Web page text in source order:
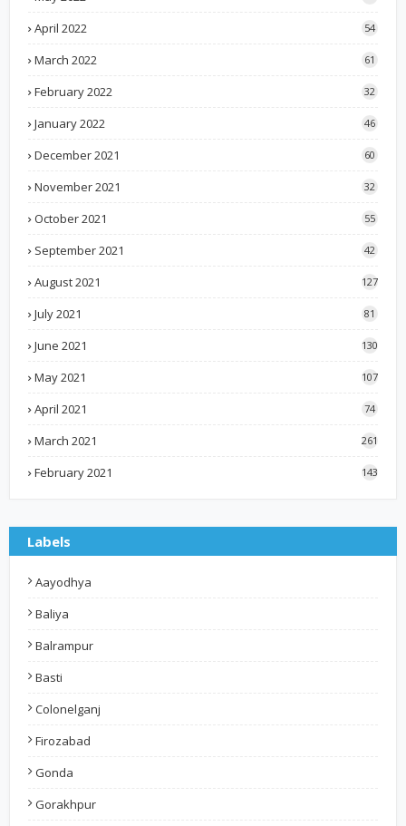
April 2022 54
March 2022 61
February 2022 32
January 2022 46
December 2021 60
November 2021 32
October 2021 55
September 2021 42
August 2021 127
July 2021 81
June 2021 130
May 2021 107
April 2021 74
March 2021 261
February 2021 143
Labels
Aayodhya
Baliya
Balrampur
Basti
Colonelganj
Firozabad
Gonda
Gorakhpur